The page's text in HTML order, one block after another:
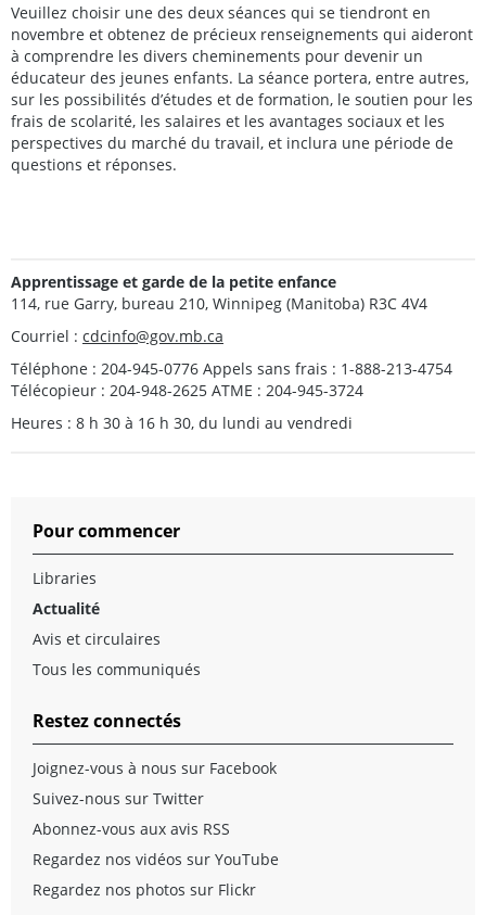
Veuillez choisir une des deux séances qui se tiendront en
novembre et obtenez de précieux renseignements qui aideront
à comprendre les divers cheminements pour devenir un
éducateur des jeunes enfants. La séance portera, entre autres,
sur les possibilités d’études et de formation, le soutien pour les
frais de scolarité, les salaires et les avantages sociaux et les
perspectives du marché du travail, et inclura une période de
questions et réponses.
Apprentissage et garde de la petite enfance
114, rue Garry, bureau 210, Winnipeg (Manitoba) R3C 4V4
Courriel : cdcinfo@gov.mb.ca
Téléphone : 204-945-0776 Appels sans frais : 1-888-213-4754
Télécopieur : 204-948-2625 ATME : 204-945-3724
Heures : 8 h 30 à 16 h 30, du lundi au vendredi
Pour commencer
Libraries
Actualité
Avis et circulaires
Tous les communiqués
Restez connectés
Joignez-vous à nous sur Facebook
Suivez-nous sur Twitter
Abonnez-vous aux avis RSS
Regardez nos vidéos sur YouTube
Regardez nos photos sur Flickr